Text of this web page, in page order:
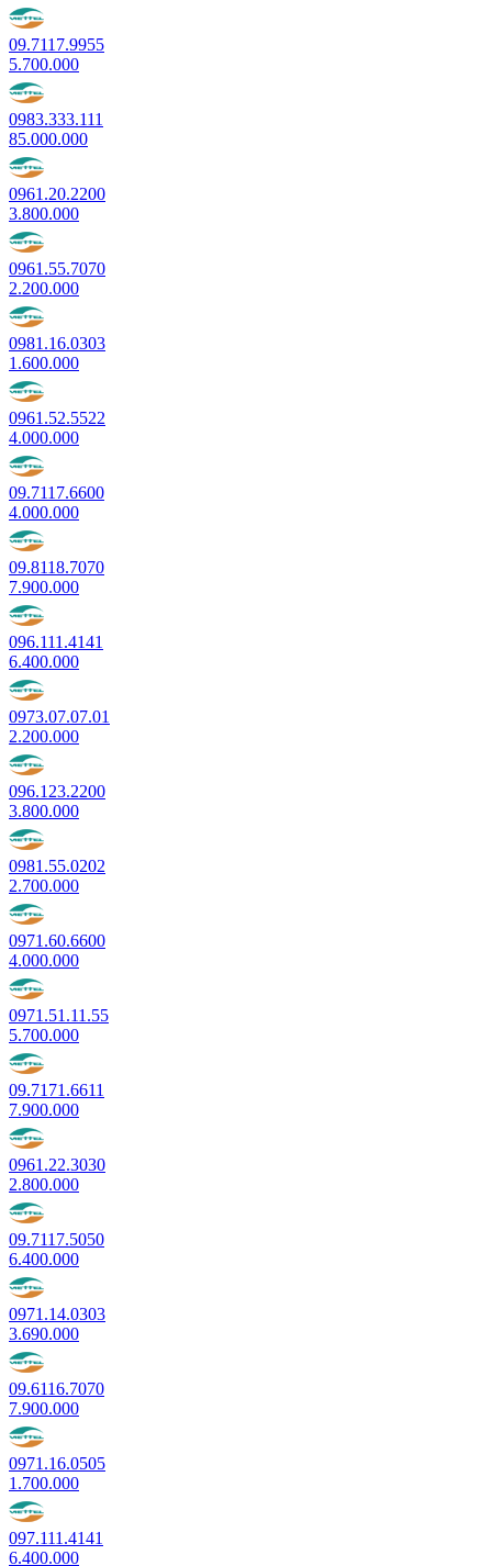
09.7117.9955
5.700.000
0983.333.111
85.000.000
0961.20.2200
3.800.000
0961.55.7070
2.200.000
0981.16.0303
1.600.000
0961.52.5522
4.000.000
09.7117.6600
4.000.000
09.8118.7070
7.900.000
096.111.4141
6.400.000
0973.07.07.01
2.200.000
096.123.2200
3.800.000
0981.55.0202
2.700.000
0971.60.6600
4.000.000
0971.51.11.55
5.700.000
09.7171.6611
7.900.000
0961.22.3030
2.800.000
09.7117.5050
6.400.000
0971.14.0303
3.690.000
09.6116.7070
7.900.000
0971.16.0505
1.700.000
097.111.4141
6.400.000